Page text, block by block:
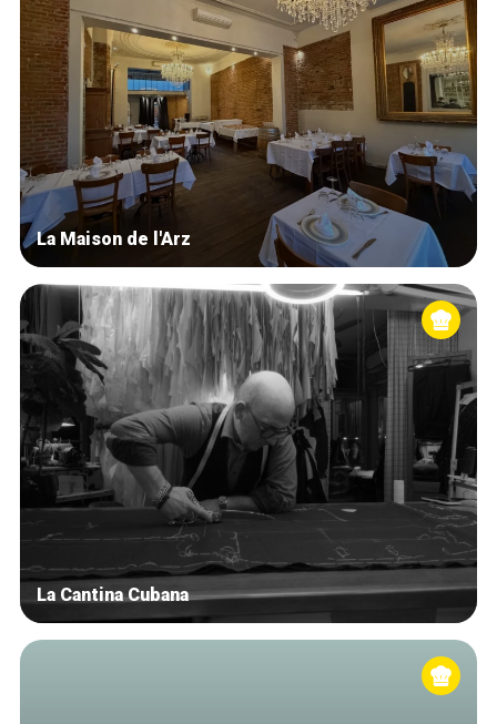
La Maison de l'Arz
La Cantina Cubana